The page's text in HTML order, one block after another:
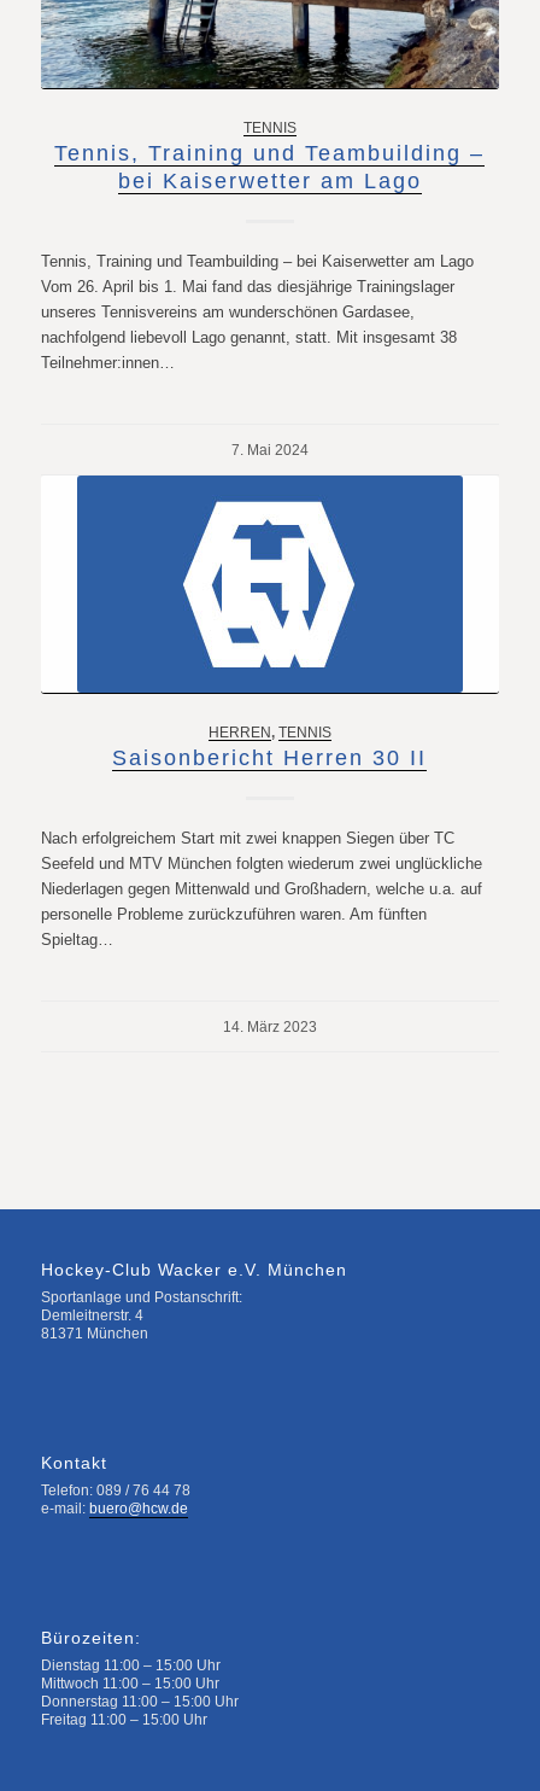
TENNIS
Tennis, Training und Teambuilding –
bei Kaiserwetter am Lago
Tennis, Training und Teambuilding – bei Kaiserwetter am Lago
Vom 26. April bis 1. Mai fand das diesjährige Trainingslager
unseres Tennisvereins am wunderschönen Gardasee,
nachfolgend liebevoll Lago genannt, statt. Mit insgesamt 38
Teilnehmer:innen…
7. Mai 2024
HERREN TENNIS
Saisonbericht Herren 30 II
Nach erfolgreichem Start mit zwei knappen Siegen über TC
Seefeld und MTV München folgten wiederum zwei unglückliche
Niederlagen gegen Mittenwald und Großhadern, welche u.a. auf
personelle Probleme zurückzuführen waren. Am fünften
Spieltag…
14. März 2023
Hockey-Club Wacker e.V. München
Sportanlage und Postanschrift:
Demleitnerstr. 4
81371 München
Kontakt
Telefon: 089 / 76 44 78
e-mail: buero@hcw.de
Bürozeiten:
Dienstag 11:00 – 15:00 Uhr
Mittwoch 11:00 – 15:00 Uhr
Donnerstag 11:00 – 15:00 Uhr
Freitag 11:00 – 15:00 Uhr